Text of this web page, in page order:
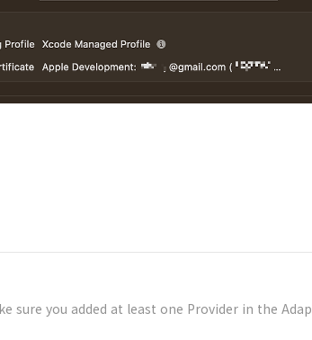
sure you added at least one Provider in the Adap